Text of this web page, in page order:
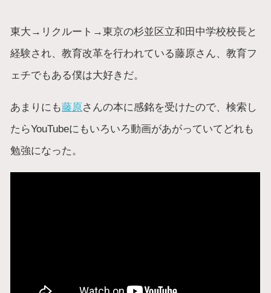
東大→リクルート→東京の杉並区立和田中学校校長と
経験され、教育改革を行われている藤原さん、教育フ
ェチでもある僕は大好きだ。
あまりにも藤原さんの本に感銘を受けたので、検索し
たらYouTubeにもいろいろ動画があがっていてどれも
勉強になった。